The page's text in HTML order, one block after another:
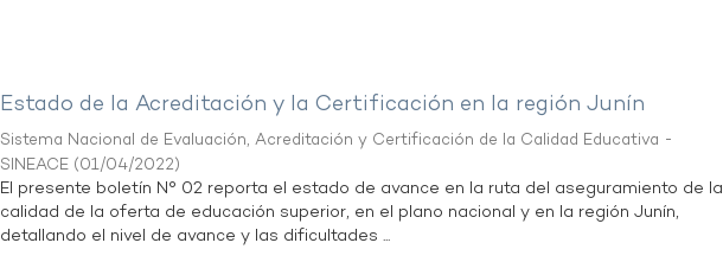
Estado de la Acreditación y la Certificación en la región Junín
Sistema Nacional de Evaluación, Acreditación y Certificación de la Calidad Educativa -
SINEACE (01/04/2022)
El presente boletín N° 02 reporta el estado de avance en la ruta del aseguramiento de la
calidad de la oferta de educación superior, en el plano nacional y en la región Junín,
detallando el nivel de avance y las dificultades ...